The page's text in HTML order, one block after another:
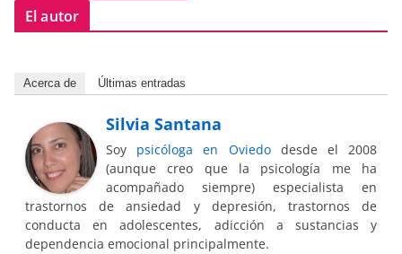
El autor
Acerca de Últimas entradas
Silvia Santana
Soy psicóloga en Oviedodesde el 2008
(aunque creo que la psicología me ha
acompañado siempre) especialista en
trastornos de ansiedad y depresión, trastornos de
conducta en adolescentes, adicción a sustancias y
dependencia emocional principalmente.